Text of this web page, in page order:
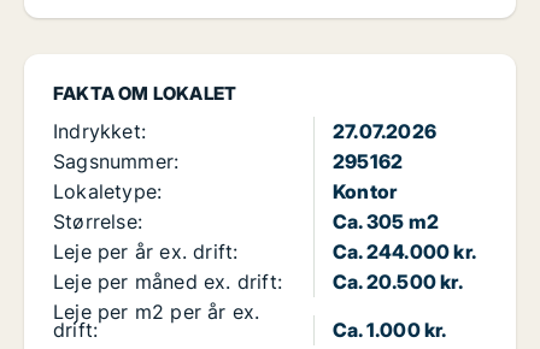
FAKTA OM LOKALET
Indrykket:
27.07.2026
Sagsnummer:
295162
Lokaletype:
Kontor
Størrelse:
Ca. 305 m2
Leje per år ex. drift:
Ca. 244.000 kr.
Leje per måned ex. drift:
Ca. 20.500 kr.
Leje per m2 per år ex.
drift:
Ca. 1.000 kr.